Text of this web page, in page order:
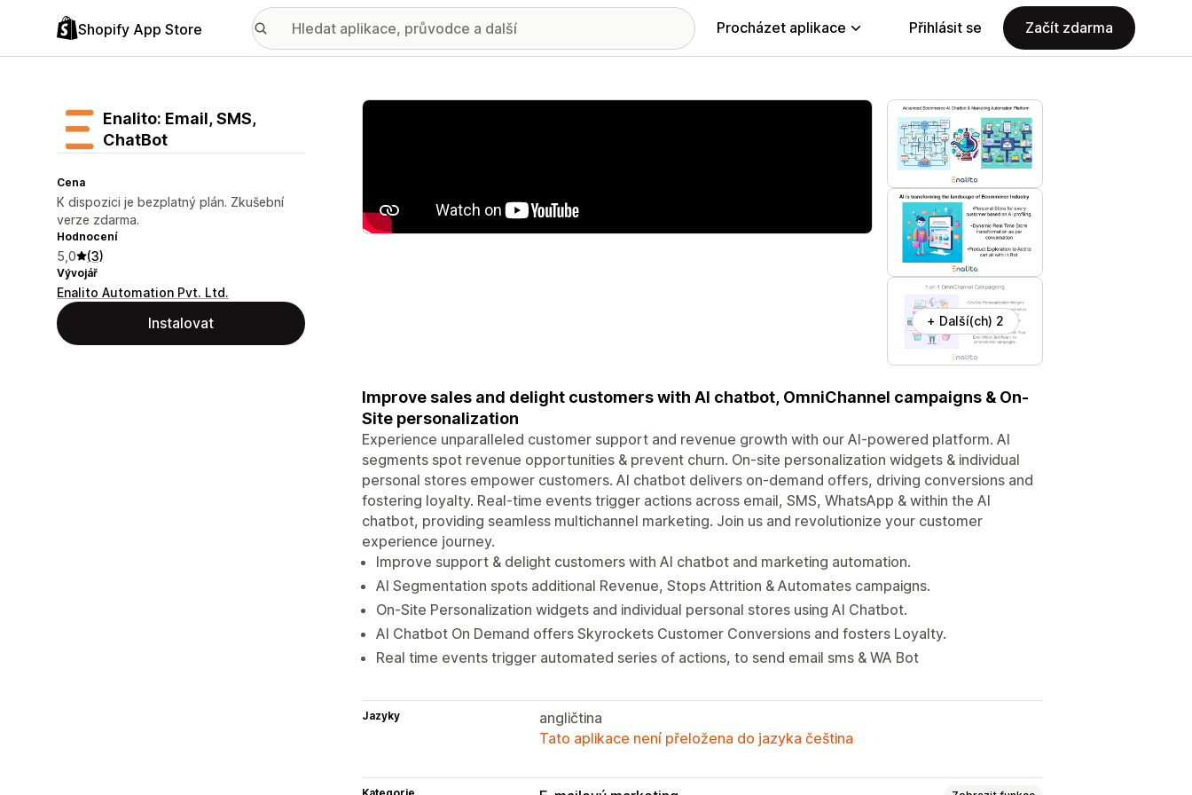
Shopify App Store Procházet aplikace Přihlásit se Začít zdarma
Enalito: Email, SMS,
ChatBot
Cena
K dispozici je bezplatný plán. Zkušební
verze zdarma.
Hodnocení
5,0 (3)
Vývojář
Enalito Automation Pvt. Ltd.
Instalovat
Galerie propagovaných obrázků
+ Další(ch) 2
Improve sales and delight customers with AI chatbot, OmniChannel campaigns & On-
Site personalization
Experience unparalleled customer support and revenue growth with our AI-powered platform. AI
segments spot revenue opportunities & prevent churn. On-site personalization widgets & individual
personal stores empower customers. AI chatbot delivers on-demand offers, driving conversions and
fostering loyalty. Real-time events trigger actions across email, SMS, WhatsApp & within the AI
chatbot, providing seamless multichannel marketing. Join us and revolutionize your customer
experience journey.
Improve support & delight customers with AI chatbot and marketing automation.
AI Segmentation spots additional Revenue, Stops Attrition & Automates campaigns.
On-Site Personalization widgets and individual personal stores using AI Chatbot.
AI Chatbot On Demand offers Skyrockets Customer Conversions and fosters Loyalty.
Real time events trigger automated series of actions, to send email sms & WA Bot
Jazyky
angličtina
Tato aplikace není přeložena do jazyka čeština